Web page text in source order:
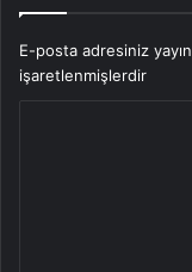
E-posta adresiniz
işaretlenmişlerdir